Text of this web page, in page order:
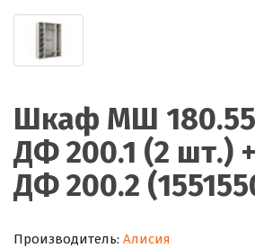
Шкаф МШ
ДФ 200.1 (2 шт.)
ДФ 200.2
Производитель: Алисия